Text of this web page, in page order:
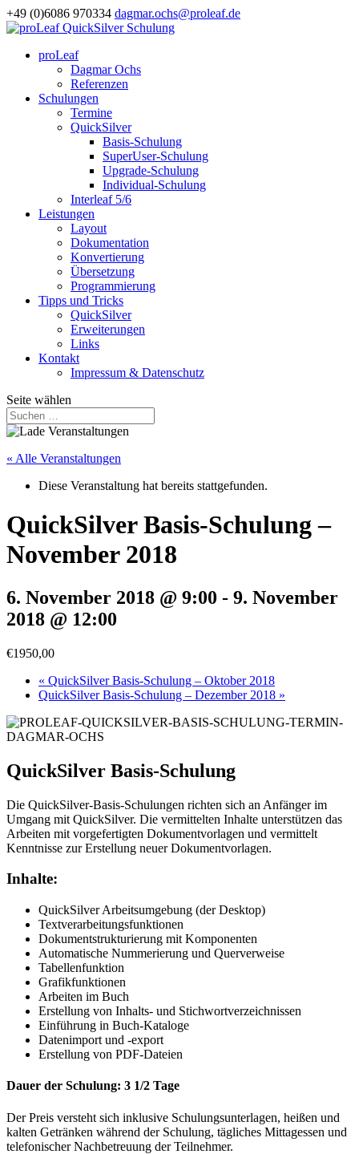
+49 (0)6086 970334 dagmar.ochs@proleaf.de
proLeaf
Dagmar Ochs
Referenzen
Schulungen
Termine
QuickSilver
Basis-Schulung
SuperUser-Schulung
Upgrade-Schulung
Individual-Schulung
Interleaf 5/6
Leistungen
Layout
Dokumentation
Konvertierung
Übersetzung
Programmierung
Tipps und Tricks
QuickSilver
Erweiterungen
Links
Kontakt
Impressum & Datenschutz
Seite wählen
« Alle Veranstaltungen
Diese Veranstaltung hat bereits stattgefunden.
QuickSilver Basis-Schulung –
November 2018
6. November 2018 @ 9:00 - 9. November
2018 @ 12:00
€1950,00
« QuickSilver Basis-Schulung – Oktober 2018
QuickSilver Basis-Schulung – Dezember 2018 »
QuickSilver Basis-Schulung
Die QuickSilver-Basis-Schulungen richten sich an Anfänger im
Umgang mit QuickSilver. Die vermittelten Inhalte unterstützen das
Arbeiten mit vorgefertigten Dokumentvorlagen und vermittelt
Kenntnisse zur Erstellung neuer Dokumentvorlagen.
Inhalte:
QuickSilver Arbeitsumgebung (der Desktop)
Textverarbeitungsfunktionen
Dokumentstrukturierung mit Komponenten
Automatische Nummerierung und Querverweise
Tabellenfunktion
Grafikfunktionen
Arbeiten im Buch
Erstellung von Inhalts- und Stichwortverzeichnissen
Einführung in Buch-Kataloge
Datenimport und -export
Erstellung von PDF-Dateien
Dauer der Schulung: 3 1/2 Tage
Der Preis versteht sich inklusive Schulungsunterlagen, heißen und
kalten Getränken während der Schulung, tägliches Mittagessen und
telefonischer Nachbetreuung der Teilnehmer.